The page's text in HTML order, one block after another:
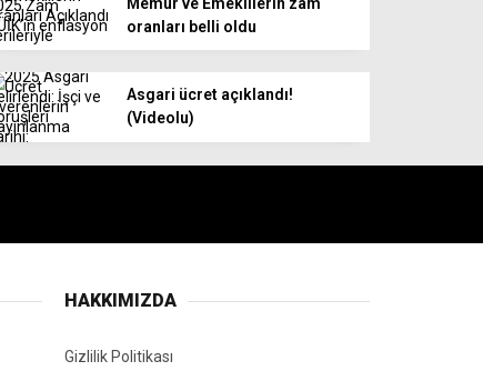
oranları belli oldu
Asgari ücret açıklandı!
(Videolu)
HAKKIMIZDA
Gizlilik Politikası